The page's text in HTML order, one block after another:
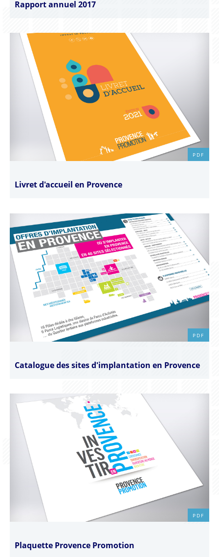
Rapport annuel 2017
PDF
Livret d'accueil en Provence
PDF
Catalogue des sites d'implantation en Provence
PDF
Plaquette Provence Promotion